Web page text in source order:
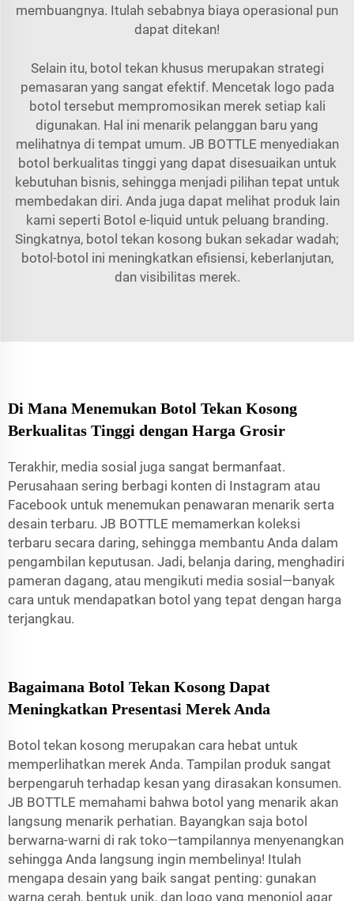
membuangnya. Itulah sebabnya biaya operasional pun
dapat ditekan!
Selain itu, botol tekan khusus merupakan strategi
pemasaran yang sangat efektif. Mencetak logo pada
botol tersebut mempromosikan merek setiap kali
digunakan. Hal ini menarik pelanggan baru yang
melihatnya di tempat umum. JB BOTTLE menyediakan
botol berkualitas tinggi yang dapat disesuaikan untuk
kebutuhan bisnis, sehingga menjadi pilihan tepat untuk
membedakan diri. Anda juga dapat melihat produk lain
kami seperti Botol e-liquid untuk peluang branding.
Singkatnya, botol tekan kosong bukan sekadar wadah;
botol-botol ini meningkatkan efisiensi, keberlanjutan,
dan visibilitas merek.
Di Mana Menemukan Botol Tekan Kosong
Berkualitas Tinggi dengan Harga Grosir
Terakhir, media sosial juga sangat bermanfaat.
Perusahaan sering berbagi konten di Instagram atau
Facebook untuk menemukan penawaran menarik serta
desain terbaru. JB BOTTLE memamerkan koleksi
terbaru secara daring, sehingga membantu Anda dalam
pengambilan keputusan. Jadi, belanja daring, menghadiri
pameran dagang, atau mengikuti media sosial—banyak
cara untuk mendapatkan botol yang tepat dengan harga
terjangkau.
Bagaimana Botol Tekan Kosong Dapat
Meningkatkan Presentasi Merek Anda
Botol tekan kosong merupakan cara hebat untuk
memperlihatkan merek Anda. Tampilan produk sangat
berpengaruh terhadap kesan yang dirasakan konsumen.
JB BOTTLE memahami bahwa botol yang menarik akan
langsung menarik perhatian. Bayangkan saja botol
berwarna-warni di rak toko—tampilannya menyenangkan
sehingga Anda langsung ingin membelinya! Itulah
mengapa desain yang baik sangat penting: gunakan
warna cerah, bentuk unik, dan logo yang menonjol agar